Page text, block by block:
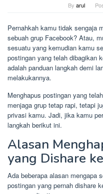
By arul
Pernahkah kamu tidak sengaja
sebuah grup Facebook? Atau,
sesuatu yang kemudian kamu
postingan yang telah dibagikan
adalah panduan langkah demi
melakukannya.
Menghapus postingan yang
menjaga grup tetap rapi, tetapi
privasi kamu. Jadi, jika kamu
langkah berikut ini.
Alasan
yang Dishare
Ada beberapa alasan mengapa
postingan yang pernah dishare